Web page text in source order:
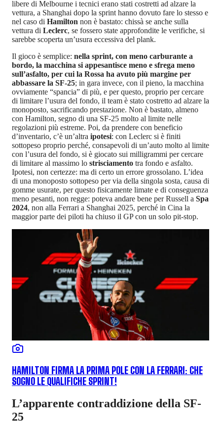
libere di Melbourne i tecnici erano stati costretti ad alzare la
vettura, a Shanghai dopo la sprint hanno dovuto fare lo stesso e
nel caso di Hamilton non è bastato: chissà se anche sulla
vettura di Leclerc, se fossero state approfondite le verifiche, si
sarebbe scoperta un’usura eccessiva del plank.
Il gioco è semplice: nella sprint, con meno carburante a
bordo, la macchina si appesantisce meno e sfrega meno
sull’asfalto, per cui la Rossa ha avuto più margine per
abbassare la SF-25; in gara invece, con il pieno, la macchina
ovviamente “spancia” di più, e per questo, proprio per cercare
di limitare l’usura del fondo, il team è stato costretto ad alzare la
monoposto, sacrificando prestazione. Non è bastato, almeno
con Hamilton, segno di una SF-25 molto al limite nelle
regolazioni più estreme. Poi, da prendere con beneficio
d’inventario, c’è un’altra ipotesi: con Leclerc si è finiti
sottopeso proprio perché, consapevoli di un’auto molto al limite
con l’usura del fondo, si è giocato sui milligrammi per cercare
di limitare al massimo lo strisciamento tra fondo e asfalto.
Ipotesi, non certezze: ma di certo un errore grossolano. L’idea
di una monoposto sottopeso per via della singola sosta, causa di
gomme usurate, per questo fisicamente limate e di conseguenza
meno pesanti, non regge: poteva andare bene per Russell a Spa
2024, non alla Ferrari a Shanghai 2025, perché in Cina la
maggior parte dei piloti ha chiuso il GP con un solo pit-stop.
HAMILTON FIRMA LA PRIMA POLE CON LA FERRARI: CHE
SOGNO LE QUALIFICHE SPRINT!
L’apparente contraddizione della SF-
25